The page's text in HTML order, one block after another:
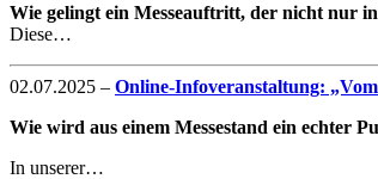
Wie gelingt ein Messeauftritt, der nicht nur
Diese…
02.07.2025 – Online-Infoveranstaltung:
Wie wird aus einem Messestand ein echter
In unserer…